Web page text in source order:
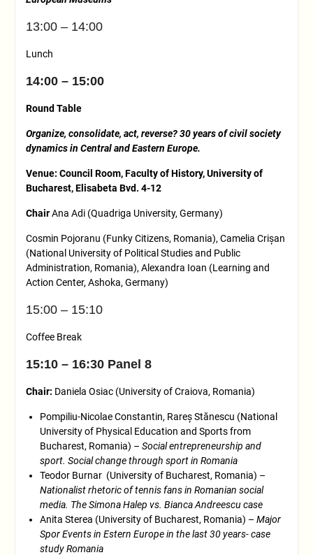
13:00 – 14:00
Lunch
14:00 – 15:00
Round Table
Organize, consolidate, act, reverse? 30 years of civil society
dynamics in Central and Eastern Europe.
Venue: Council Room, Faculty of History, University of
Bucharest, Elisabeta Bvd. 4-12
ChairAna Adi (Quadriga University, Germany)
Cosmin Pojoranu (Funky Citizens, Romania), Camelia Crișan
(National University of Political Studies and Public
Administration, Romania), Alexandra Ioan (Learning and
Action Center, Ashoka, Germany)
15:00 – 15:10
Coffee Break
15:10 – 16:30 Panel 8
Chair: Daniela Osiac (University of Craiova, Romania)
Pompiliu-Nicolae Constantin, Rareș Stănescu (National
University of Physical Education and Sports from
Bucharest, Romania) – Social entrepreneurship and
sport. Social change through sport in Romania
Teodor Burnar (University of Bucharest, Romania) –
Nationalist rhetoric of tennis fans in Romanian social
media. The Simona Halep vs. Bianca Andreescu case
Anita Sterea (University of Bucharest, Romania) – Major
Spor Events in Estern Europe in the last 30 years- case
study Romania